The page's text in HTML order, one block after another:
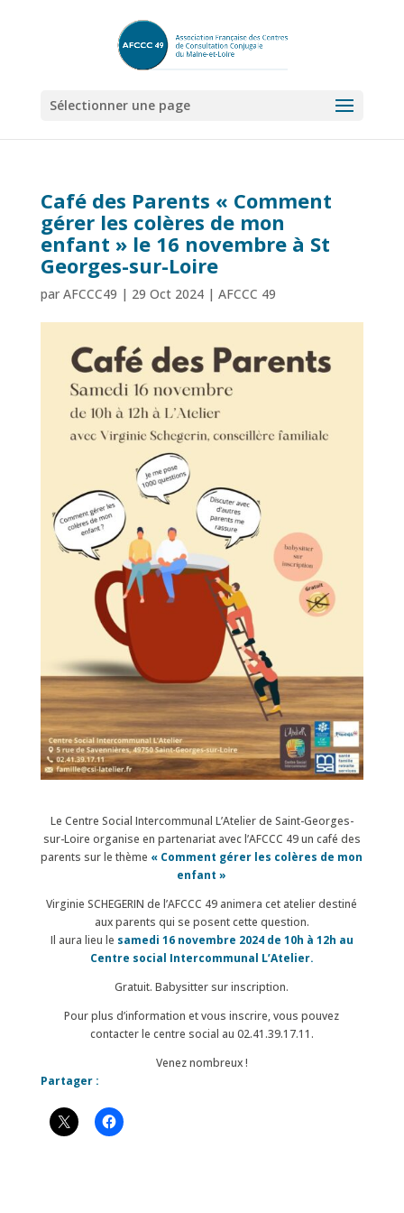
Sélectionner une page
Café des Parents « Comment
gérer les colères de mon
enfant » le 16 novembre à St
Georges-sur-Loire
par AFCCC49 | 29 Oct 2024| AFCCC 49
Le Centre Social Intercommunal L’Atelier de Saint-Georges-
sur-Loire organise en partenariat avec l’AFCCC 49 un café des
parents sur le thème « Comment gérer les colères de mon
enfant »
Virginie SCHEGERIN de l’AFCCC 49 animera cet atelier destiné
aux parents qui se posent cette question.
Il aura lieu le samedi 16 novembre 2024 de 10h à 12h au
Centre social Intercommunal L’Atelier.
Gratuit. Babysitter sur inscription.
Pour plus d’information et vous inscrire, vous pouvez
contacter le centre social au 02.41.39.17.11.
Venez nombreux !
Partager :